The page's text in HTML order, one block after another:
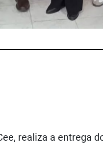
realiza a entrega